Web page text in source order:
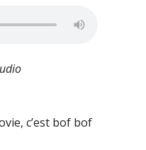
c’est bof bof